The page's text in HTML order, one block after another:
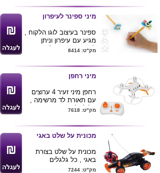
מיני ספינר לעיפרון
ספינר בעיצוב לוגו הלקוח ,
מגיע עם עיפרון וניתן
לפירוק והעברה לעיפרון
מיתוג צבעוני על כל שטח
הספינר
ניתן להרכיב את הספינר
למשחק גם ללא עיפרון
בהזמנת 500 יחידות
ומעלה ניתן לחתוך את
הספינר לפי צורת לוגו
מידות 4Xג4 ס"מ
מק"ט: 8414
מיני רחפן
רחפן מיני זעיר 4 ערוצים
עם תאורת לד מרשימה ,
קל לשליטה והטסה .
באמצעות סוללות AAA
עם טווח של עד 25 מטרים
!!!
הרחפן מגיע עם סוללה
נטענת .
מידות : 7.5X7.5 ס"מ
מק"ט: 7618
מכונית על שלט באגי
מכונית על שלט בצורת
באגי , כל גלגלים
מתכווננים בעת סיבוב
מק"ט: 7244